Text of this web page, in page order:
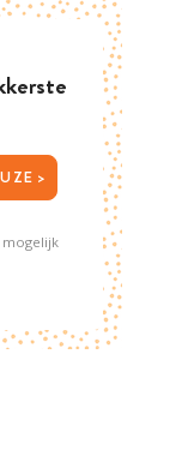
JOUW NIEUWSBRIEFKEUZE >